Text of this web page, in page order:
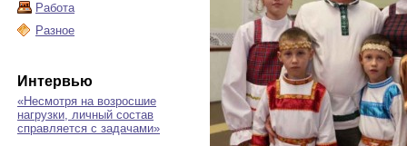
Работа
Разное
Интервью
«Несмотря на возросшие
нагрузки, личный состав
справляется с задачами»